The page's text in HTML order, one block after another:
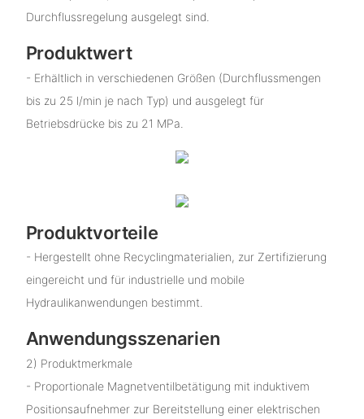
Durchflussregelung ausgelegt sind.
Produktwert
- Erhältlich in verschiedenen Größen (Durchflussmengen
bis zu 25 l/min je nach Typ) und ausgelegt für
Betriebsdrücke bis zu 21 MPa.
Produktvorteile
- Hergestellt ohne Recyclingmaterialien, zur Zertifizierung
eingereicht und für industrielle und mobile
Hydraulikanwendungen bestimmt.
Anwendungsszenarien
2) Produktmerkmale
- Proportionale Magnetventilbetätigung mit induktivem
Positionsaufnehmer zur Bereitstellung einer elektrischen